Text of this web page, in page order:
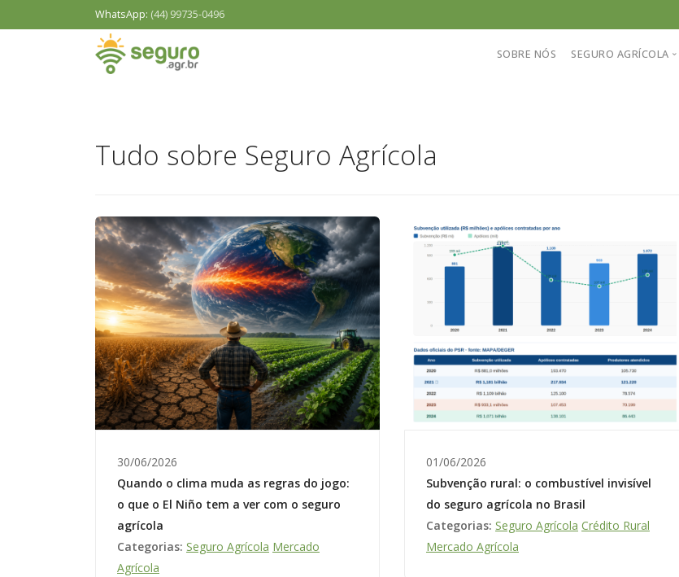
WhatsApp: (44) 99735-0496
SOBRE NÓS SEGURO AGRÍCOLA
Tudo sobre Seguro Agrícola
30/06/2026
Quando o clima muda as regras do jogo:
o que o El Niño tem a ver com o seguro
agrícola
Categorias: Seguro Agrícola Mercado
Agrícola
01/06/2026
Subvenção rural: o combustível invisível
do seguro agrícola no Brasil
Categorias: Seguro Agrícola Crédito Rural
Mercado Agrícola